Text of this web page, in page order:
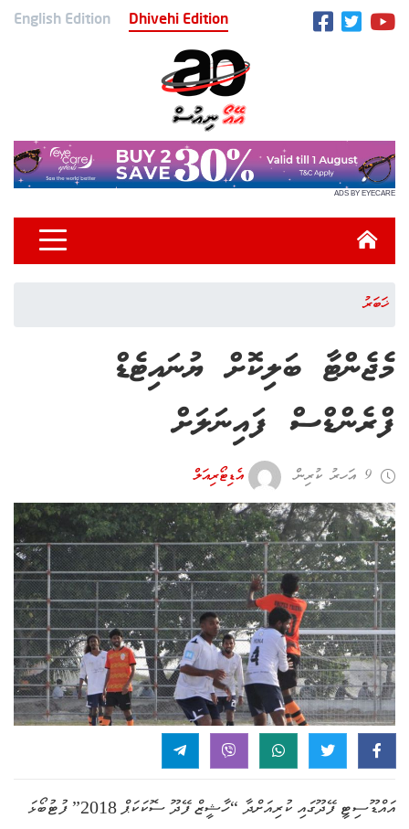
English Edition Dhivehi Edition
ADS BY EYECARE
ޚަބަރު
މެޖެންޓާ ބަލިކޮށް ޔުނައިޓެޑް
ފްރެންޑްސް ފައިނަލަށް
9 އަހރު ކުރިން އެޑިޓޯރިއަލް
އައްޑޫސިޓީ ފޭދޫގައި ކުރިއަށްދާ “ހާޝީޒް ފޭދޫ ސޮކަކަޕް 2018” ފުޓުބޯޅަ